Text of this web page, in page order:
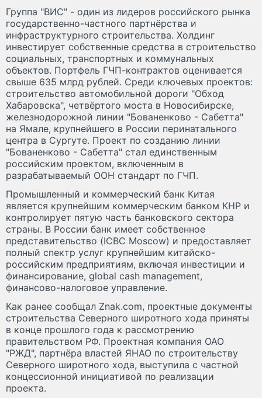
Группа "ВИС" - один из лидеров российского рынка
государственно-частного партнёрства и
инфраструктурного строительства. Холдинг
инвестирует собственные средства в строительство
социальных, транспортных и коммунальных
объектов. Портфель ГЧП-контрактов оценивается
свыше 635 млрд рублей. Среди ключевых проектов:
строительство автомобильной дороги "Обход
Хабаровска", четвёртого моста в Новосибирске,
железнодорожной линии "Бованенково - Сабетта"
на Ямале, крупнейшего в России перинатального
центра в Сургуте. Проект по созданию линии
"Бованенково - Сабетта" стал единственным
российским проектом, включенным в
разрабатываемый ООН стандарт по ГЧП.
Промышленный и коммерческий банк Китая
является крупнейшим коммерческим банком КНР и
контролирует пятую часть банковского сектора
страны. В России банк имеет собственное
представительство (ICBC Moscow) и предоставляет
полный спектр услуг крупнейшим китайско-
российским предприятиям, включая инвестиции и
финансирование, global cash management,
финансово-налоговое управление.
Как ранее сообщал Znak.com, проектные документы
строительства Северного широтного хода приняты
в конце прошлого года к рассмотрению
правительством РФ. Проектная компания ОАО
"РЖД", партнёра властей ЯНАО по строительству
Северного широтного хода, выступила с частной
концессионной инициативой по реализации
проекта.